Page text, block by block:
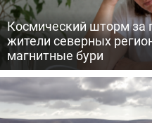
Космический шторм за
жители северных
магнитные бури